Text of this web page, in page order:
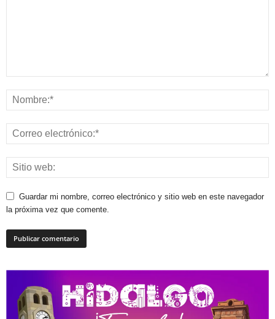
Guardar mi nombre, correo electrónico y sitio web en este navegador
la próxima vez que comente.